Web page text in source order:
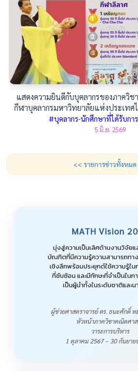
แสดงความยินดีกับบุคลากรของภาควิช
กีฬาบุคลากรมหาวิทยาลัยแห่งประเทศ
2569
#บุคลากร-นักศึกษาที่ได้รับการ
5 มิ.ย. 2569
<< รายการข่าวทั้งหม
MATH Vision
มุ่งสู่ความเป็นเลิศด้านงานวิจัยแ
บัณฑิตที่มีความรู้ความสามารถท
เชิงลึกพร้อมประยุกต์ใช้ความรู้ใ
ที่ซับซ้อน และมีทักษะที่จำเป็นในก
เป็นผู้นำทั้งในระดับชาติและ
ผู้ช่วยศาสตราจารย์ ดร. ธนะศักดิ์ ห
หัวหน้าภาควิชาคณิตศา
วาระการบริหาร
1 ตุลาคม 2567 – 30 กันยาย